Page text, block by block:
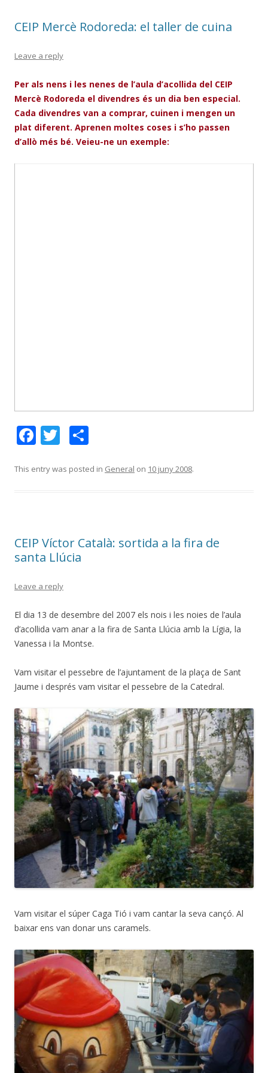
k ix
CEIP Mercè Rodoreda: el taller de cuina
Leave a reply
Per als nens i les nenes de l’aula d’acollida del CEIP
Mercè Rodoreda el divendres és un dia ben especial.
Cada divendres van a comprar, cuinen i mengen un
plat diferent. Aprenen moltes coses i s’ho passen
d’allò més bé. Veieu-ne un exemple:
F
e
k
T
itt m
ix
This entry was posted in General on 10 juny 2008.
CEIP Víctor Català: sortida a la fira de
santa Llúcia
Leave a reply
El dia 13 de desembre del 2007 els nois i les noies de l’aula
d’acollida vam anar a la fira de Santa Llúcia amb la Lígia, la
Vanessa i la Montse.
Vam visitar el pessebre de l’ajuntament de la plaça de Sant
Jaume i després vam visitar el pessebre de la Catedral.
Vam visitar el súper Caga Tió i vam cantar la seva cançó. Al
baixar ens van donar uns caramels.